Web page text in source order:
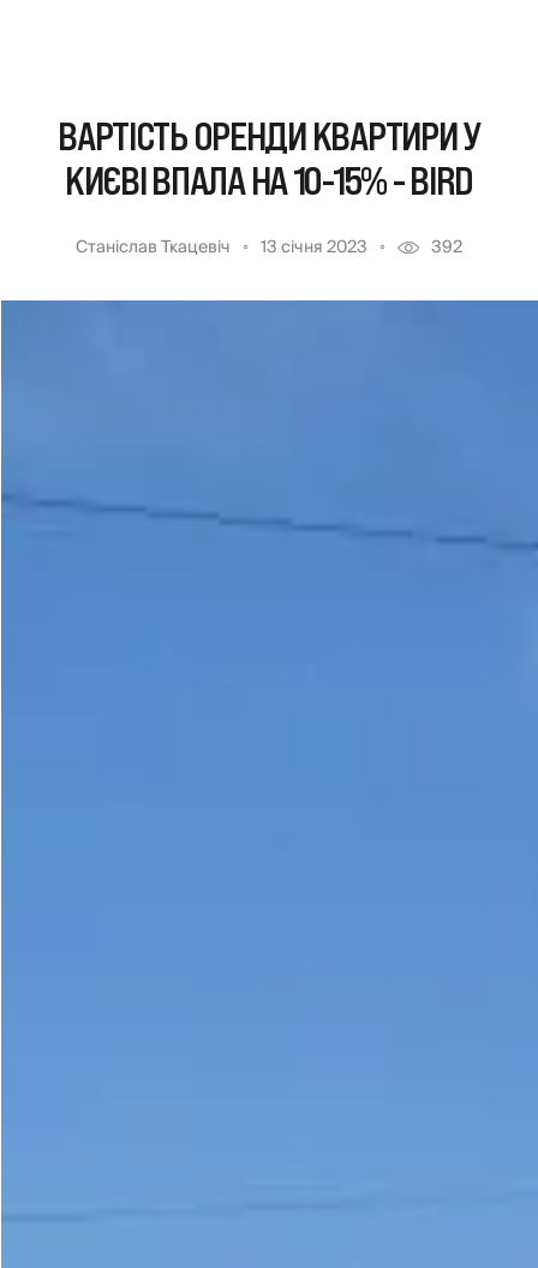
ВАРТІСТЬ ОРЕНДИ КВАРТИРИ У
КИЄВІ ВПАЛА НА 10-15% - BIRD
Станіслав Ткацевіч 13 січня 2023 392